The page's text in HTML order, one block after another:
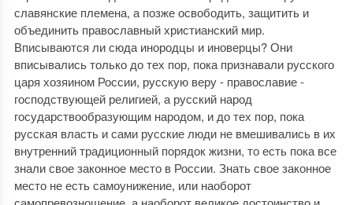
славянские племена, а позже освободить, защитить и
объединить православный христианский мир.
Вписываются ли сюда инородцы и иноверцы? Они
вписывались только до тех пор, пока признавали русского
царя хозяином России, русскую веру - православие -
господствующей религией, а русский народ
государствообразующим народом, и до тех пор, пока
русская власть и сами русские люди не вмешивались в их
внутренний традиционный порядок жизни, то есть пока все
знали свое законное место в России. Знать свое законное
место не есть самоунижение, или наоборот